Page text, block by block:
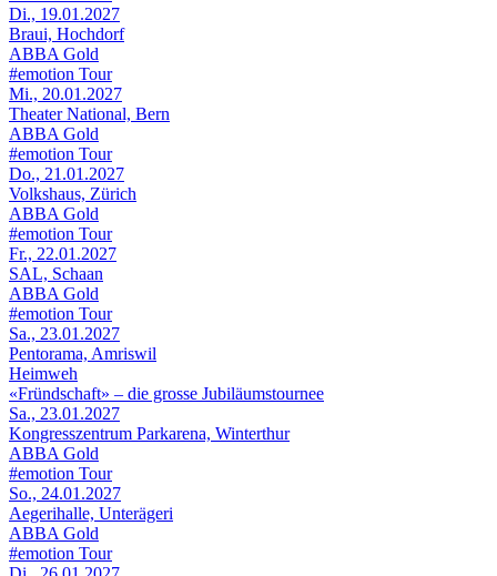
Di., 19.01.2027
Braui, Hochdorf
ABBA Gold
#emotion Tour
Mi., 20.01.2027
Theater National, Bern
ABBA Gold
#emotion Tour
Do., 21.01.2027
Volkshaus, Zürich
ABBA Gold
#emotion Tour
Fr., 22.01.2027
SAL, Schaan
ABBA Gold
#emotion Tour
Sa., 23.01.2027
Pentorama, Amriswil
Heimweh
«Fründschaft» – die grosse Jubiläumstournee
Sa., 23.01.2027
Kongresszentrum Parkarena, Winterthur
ABBA Gold
#emotion Tour
So., 24.01.2027
Aegerihalle, Unterägeri
ABBA Gold
#emotion Tour